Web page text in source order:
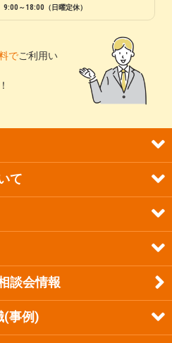
～18:00（日曜定休）
でご利用い
て
談会情報
(事例)